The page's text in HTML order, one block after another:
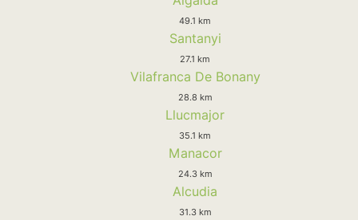
49.1 km
Santanyi
27.1 km
Vilafranca De Bonany
28.8 km
Llucmajor
35.1 km
Manacor
24.3 km
Alcudia
31.3 km